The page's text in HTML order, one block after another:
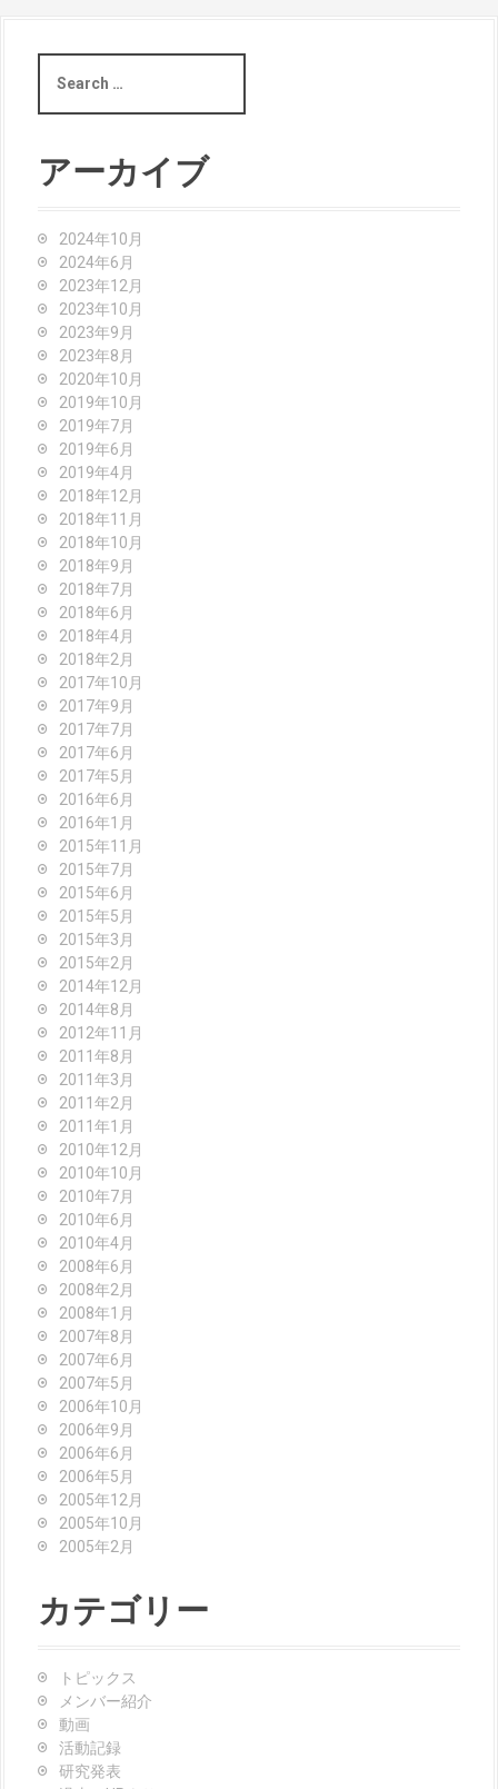
a
c
h
アーカイブ
2024年10月
2024年6月
2023年12月
2023年10月
2023年9月
2023年8月
2020年10月
2019年10月
2019年7月
2019年6月
2019年4月
2018年12月
2018年11月
2018年10月
2018年9月
2018年7月
2018年6月
2018年4月
2018年2月
2017年10月
2017年9月
2017年7月
2017年6月
2017年5月
2016年6月
2016年1月
2015年11月
2015年7月
2015年6月
2015年5月
2015年3月
2015年2月
2014年12月
2014年8月
2012年11月
2011年8月
2011年3月
2011年2月
2011年1月
2010年12月
2010年10月
2010年7月
2010年6月
2010年4月
2008年6月
2008年2月
2008年1月
2007年8月
2007年6月
2007年5月
2006年10月
2006年9月
2006年6月
2006年5月
2005年12月
2005年10月
2005年2月
カテゴリー
トピックス
メンバー紹介
動画
活動記録
研究発表